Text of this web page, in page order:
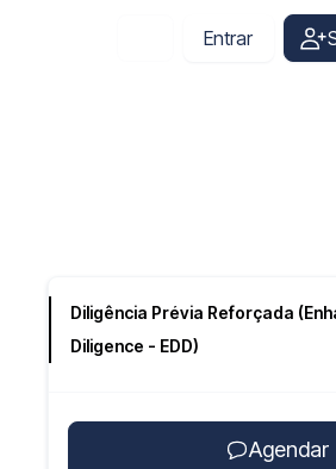
Portuguese
Entrar
Diligência Prévia Reforçada
Diligence - EDD)
Agendar